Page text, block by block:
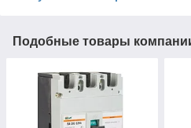
Подобные товары